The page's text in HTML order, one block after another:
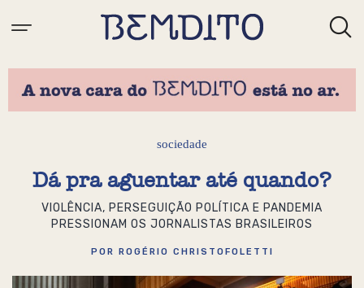
sociedade
Dá pra aguentar até quando?
VIOLÊNCIA, PERSEGUIÇÃO POLÍTICA E PANDEMIA
PRESSIONAM OS JORNALISTAS BRASILEIROS
POR ROGÉRIO CHRISTOFOLETTI